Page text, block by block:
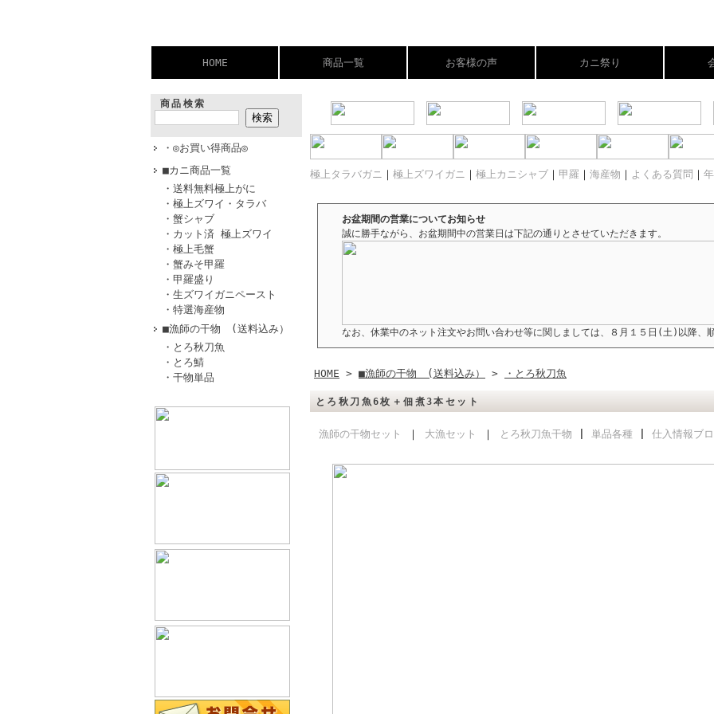
HOME 商品一覧 お客様の声 カニ祭り
商品検索
・◎お買い得商品◎
■カニ商品一覧
・送料無料極上がに
・極上ズワイ・タラバ
・蟹シャブ
・カット済 極上ズワイ
・極上毛蟹
・蟹みそ甲羅
・甲羅盛り
・生ズワイガニペースト
・特選海産物
■漁師の干物 (送料込み）
・とろ秋刀魚
・とろ鯖
・干物単品
極上タラバガニ ｜ 極上ズワイガニ ｜ 極上カニシャブ ｜ 甲羅 ｜ 海産物 ｜ よくある質問 ｜
お盆期間の営業についてお知らせ
誠に勝手ながら、お盆期間中の営業日は下記の通りとさせていただきます。
なお、休業中のネット注文やお問い合わせ等に関しましては、８月１５日(土)以降、
HOME > ■漁師の干物 (送料込み） > ・とろ秋刀魚
とろ秋刀魚6枚＋佃煮3本セット
漁師の干物セット ｜ 大漁セット ｜ とろ秋刀魚干物 単品各種 仕入情報ブ